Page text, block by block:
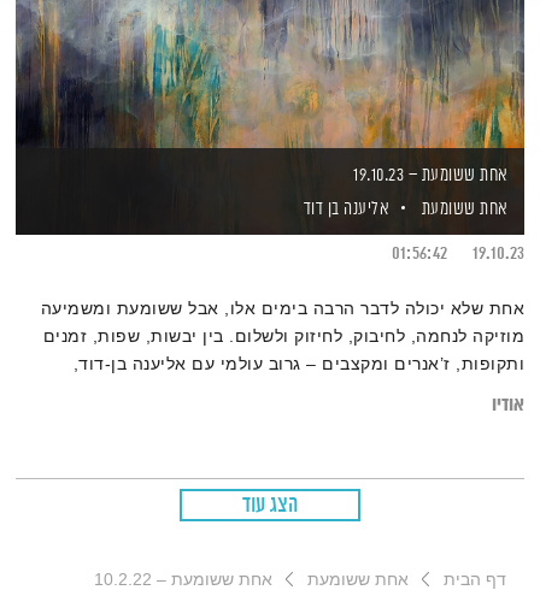
אחת ששומעת – 19.10.23
אחת ששומעת
אליענה בן דוד
19.10.23
01:56:42
אחת שלא יכולה לדבר הרבה בימים אלו, אבל ששומעת ומשמיעה
מוזיקה לנחמה, לחיבוק, לחיזוק ולשלום. בין יבשות, שפות, זמנים
ותקופות, ז’אנרים ומקצבים – גרוב עולמי עם אליענה בן-דוד,
אודיו
הצג עוד
דף הבית אחת ששומעת אחת ששומעת – 10.2.22